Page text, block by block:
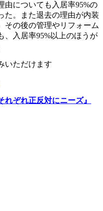
由についても入居率95%の
た。また退去の理由が内装
その後の管理やリフォーム
、入居率95%以上のほうが
いただけます
れぞれ正反対にニーズ』